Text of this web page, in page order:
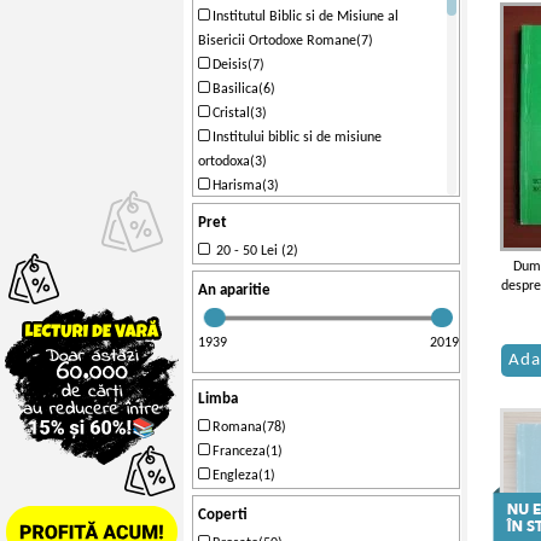
Institutul Biblic si de Misiune al
Bisericii Ortodoxe Romane(7)
Deisis(7)
Basilica(6)
Cristal(3)
Institului biblic si de misiune
ortodoxa(3)
Harisma(3)
Bisercii Ortodoxe Romane(3)
Institutul Biblic si de Misiune
Ortodoxa(2)
Arhidiecezana(2)
Elion(2)
Valahia(2)
Bucuresti(2)
Mitropoliei Olteniei(2)
Anastasia(2)
Scripta(2)
Scrisul Romanesc(2)
Pret
20 - 50 Lei (2)
An aparitie
1939 2019
Limba
Romana(78)
Franceza(1)
Engleza(1)
Coperti